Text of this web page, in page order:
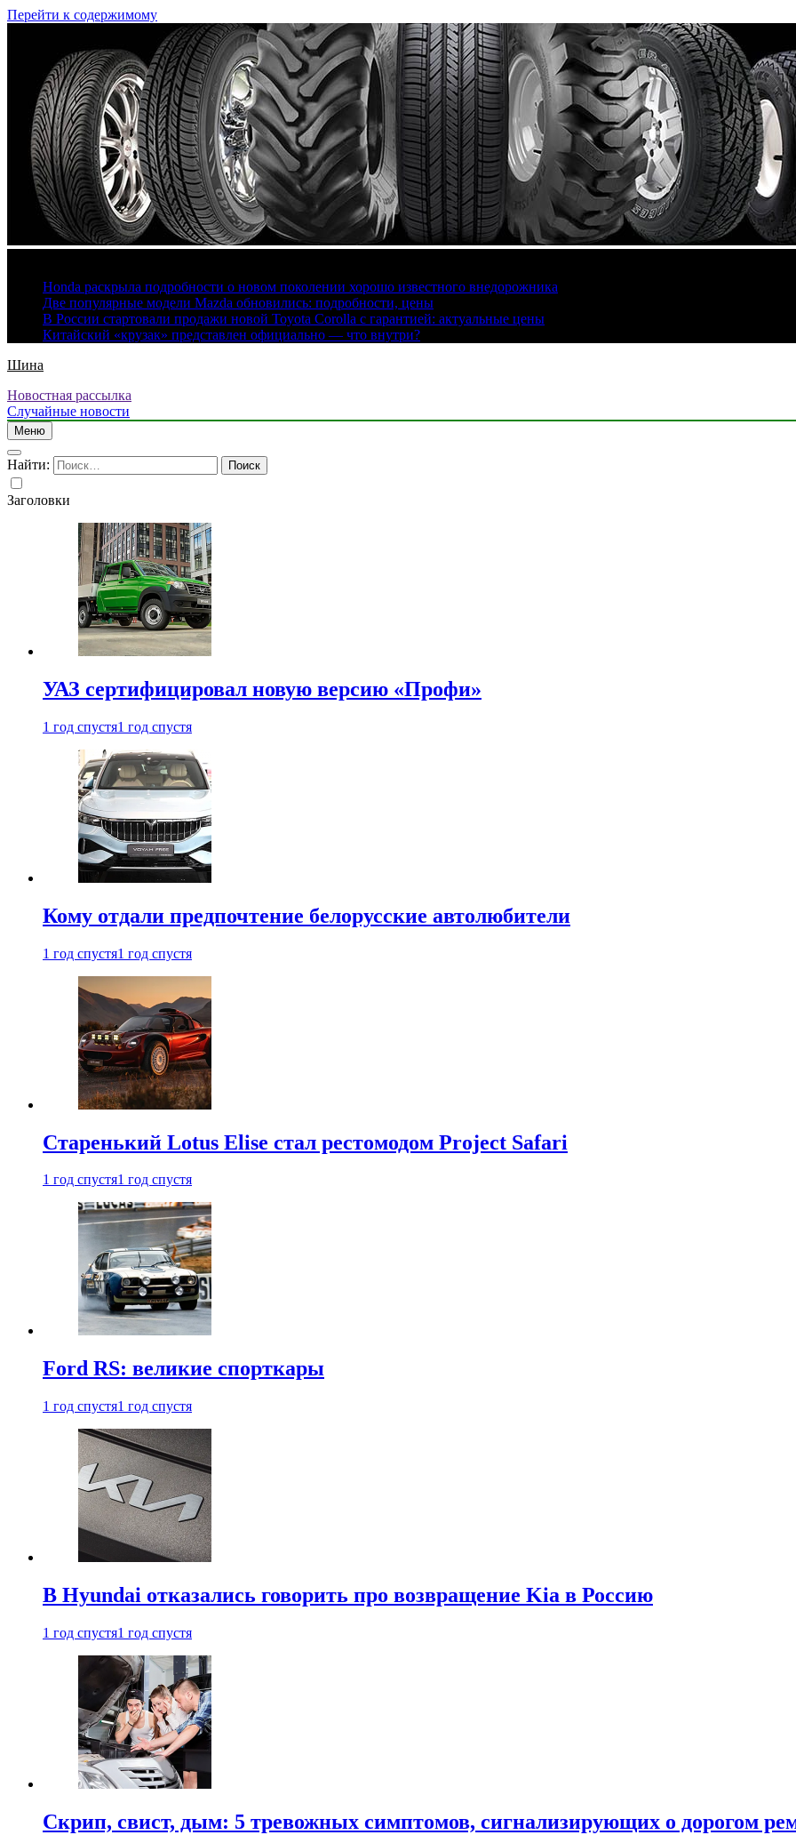
Перейти к содержимому
Honda раскрыла подробности о новом поколении хорошо известного внедорожника
Две популярные модели Mazda обновились: подробности, цены
В России стартовали продажи новой Toyota Corolla с гарантией: актуальные цены
Китайский «крузак» представлен официально — что внутри?
Шина
Новостная рассылка
Случайные новости
Меню
Найти:
Заголовки
УАЗ сертифицировал новую версию «Профи»
1 год спустя1 год спустя
Кому отдали предпочтение белорусские автолюбители
1 год спустя1 год спустя
Старенький Lotus Elise стал рестомодом Project Safari
1 год спустя1 год спустя
Ford RS: великие спорткары
1 год спустя1 год спустя
В Hyundai отказались говорить про возвращение Kia в Россию
1 год спустя1 год спустя
Скрип, свист, дым: 5 тревожных симптомов, сигнализирующих о дорогом